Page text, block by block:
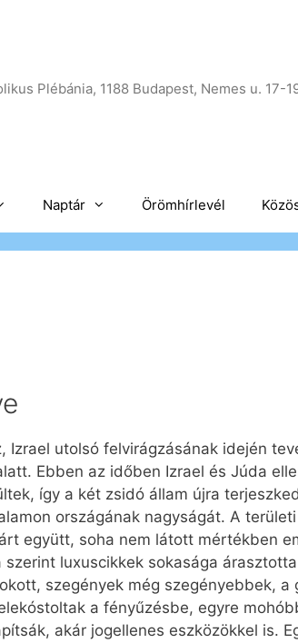
Plébánia, 1188 Budapest, Nemes u. 17-
Naptár Örömhírlevél
Izrael utolsó felvirágzásának idején
Ebben az időben Izrael és Júda
így a két zsidó állam újra
országának nagyságát. A
együtt, soha nem látott mértékben
luxuscikkek sokasága
szegények még szegényebbek, a
a fényűzésbe, egyre
akár jogellenes eszközökkel is.